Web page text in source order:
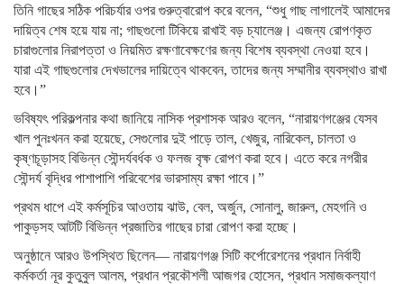
তিনি গাছের সঠিক পরিচর্যার ওপর গুরুত্বারোপ করে বলেন, “শুধু গাছ লাগালেই আমাদের
দায়িত্ব শেষ হয়ে যায় না; গাছগুলো টিকিয়ে রাখাই বড় চ্যালেঞ্জ। এজন্য রোপণকৃত
চারাগুলোর নিরাপত্তা ও নিয়মিত রক্ষণাবেক্ষণের জন্য বিশেষ ব্যবস্থা নেওয়া হবে।
যারা এই গাছগুলোর দেখভালের দায়িত্বে থাকবেন, তাদের জন্য সম্মানীর ব্যবস্থাও রাখা
হবে।”
ভবিষ্যৎ পরিকল্পনার কথা জানিয়ে নাসিক প্রশাসক আরও বলেন, “নারায়ণগঞ্জের যেসব
খাল পুনঃখনন করা হয়েছে, সেগুলোর দুই পাড়ে তাল, খেজুর, নারিকেল, চালতা ও
কৃষ্ণচূড়াসহ বিভিন্ন সৌন্দর্যবর্ধক ও ফলজ বৃক্ষ রোপণ করা হবে। এতে করে নগরীর
সৌন্দর্য বৃদ্ধির পাশাপাশি পরিবেশের ভারসাম্য রক্ষা পাবে।”
প্রথম ধাপে এই কর্মসূচির আওতায় ঝাউ, বেল, অর্জুন, সোনালু, জারুল, মেহগনি ও
পাকুড়সহ আটটি বিভিন্ন প্রজাতির গাছের চারা রোপণ করা হচ্ছে।
অনুষ্ঠানে আরও উপস্থিত ছিলেন— নারায়ণগঞ্জ সিটি কর্পোরেশনের প্রধান নির্বাহী
কর্মকর্তা নূর কুতুবুল আলম, প্রধান প্রকৌশলী আজগর হোসেন, প্রধান সমাজকল্যাণ